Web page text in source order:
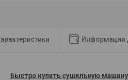
Информация
Быстро купить сушильную машину